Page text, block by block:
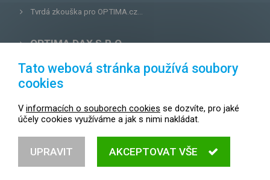
Tvrdá zkouška pro OPTIMA.cz...
OPTIMA DAX S.R.O.
Lazecká 46/3, 779 00Olomouc
Zákaznická linka: +420 587 407 456
© 2004 - 2026 OPTIMA.cz, všechna práva vyhrazena.
Tato webová stránka používá soubory
cookies
V informacích o souborech cookies se dozvíte, pro jaké
účely cookies využíváme a jak s nimi nakládat.
UPRAVIT AKCEPTOVAT VŠE